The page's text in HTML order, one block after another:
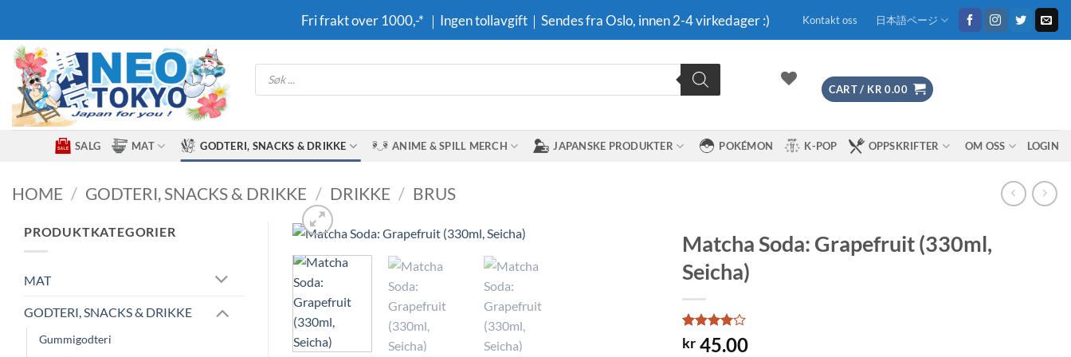
content
Fri frakt over 1000,-* ｜Ingen tollavgift｜Sendes fra Oslo, innen 2-4 virkedager :) Kontakt oss 日本語ページ
Products
search
CART / KR 0.00
SALG MAT GODTERI, SNACKS & DRIKKE ANIME & SPILL MERCH JAPANSKE PRODUKTER POKÉMON K-POP OPPSKRIFTER OM OSS LOGIN
HOME / GODTERI, SNACKS & DRIKKE / DRIKKE / BRUS
PRODUKTKATEGORIER
MAT
GODTERI, SNACKS & DRIKKE
Gummigodteri
Matcha Soda: Grapefruit (330ml,
Seicha)
Rated4
out of 5
2
kr45.00